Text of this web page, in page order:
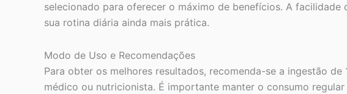
selecionado para oferecer o máximo de benefícios. A
sua rotina diária ainda mais prática.
Modo de Uso e Recomendações
Para obter os melhores resultados, recomenda-se a ingestão
médico ou nutricionista. É importante manter o consumo